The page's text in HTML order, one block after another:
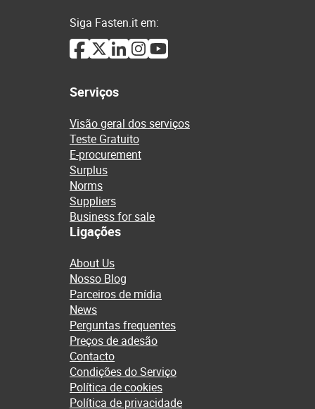
Siga Fasten.it em:
Serviços
Visão geral dos serviços
Teste Gratuito
E-procurement
Surplus
Norms
Suppliers
Business for sale
Ligações
About Us
Nosso Blog
Parceiros de mídia
News
Perguntas frequentes
Preços de adesão
Contacto
Condições do Serviço
Política de cookies
Política de privacidade